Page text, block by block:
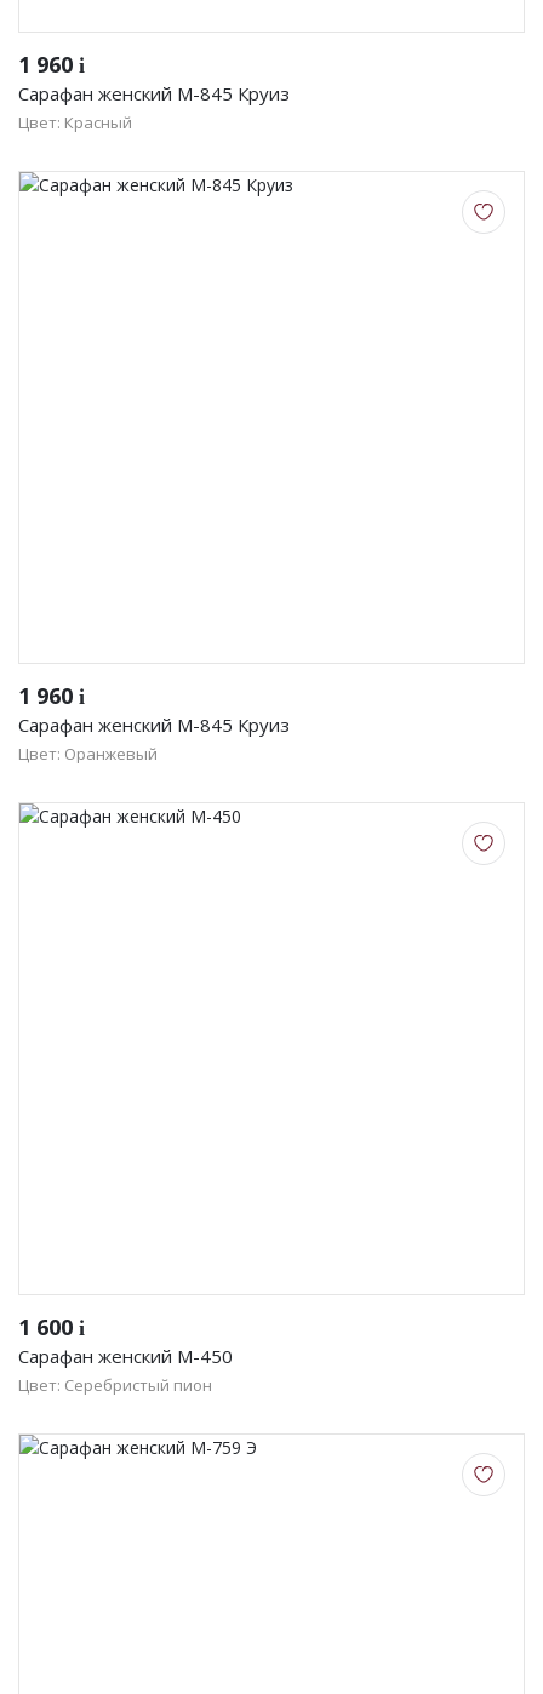
1 960 i
Сарафан женский М-845 Круиз
Цвет: Красный
1 960 i
Сарафан женский М-845 Круиз
Цвет: Оранжевый
1 600 i
Сарафан женский М-450
Цвет: Серебристый пион